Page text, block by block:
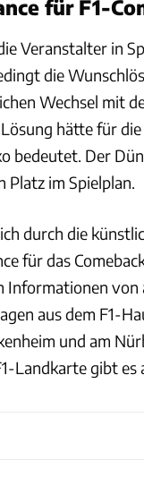
für F1-
Veranstalter in
die
Wechsel mit
hätte für
bedeutet. Der
Platz im Spielplan.
durch die
für das
Informationen
aus dem F1-
und am
Landkarte gibt es